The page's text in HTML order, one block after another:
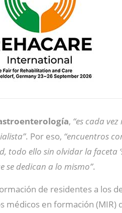
, “es cada
. Por eso, “encuentros
ello sin olvidar la faceta
se dedican a lo mismo”.
de residentes a los
médicos en formación